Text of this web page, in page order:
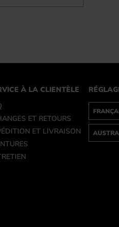
À LA CLIENTÈLE
ET RETOURS
ET LIVRAISON